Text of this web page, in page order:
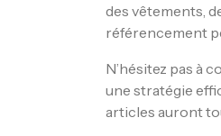
des vêtements,
référencement
N’hésitez pas à
une stratégie
articles auront